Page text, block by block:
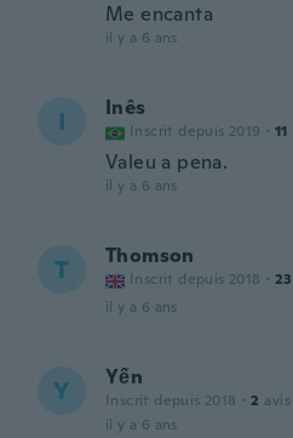
Me encanta
il y a 6 ans
I Inês
Inscrit depuis 2019 · 11
Valeu a pena.
il y a 6 ans
T Thomson
Inscrit depuis 2018 · 23
il y a 6 ans
Y Yến
Inscrit depuis 2018 · 2 avis
il y a 6 ans